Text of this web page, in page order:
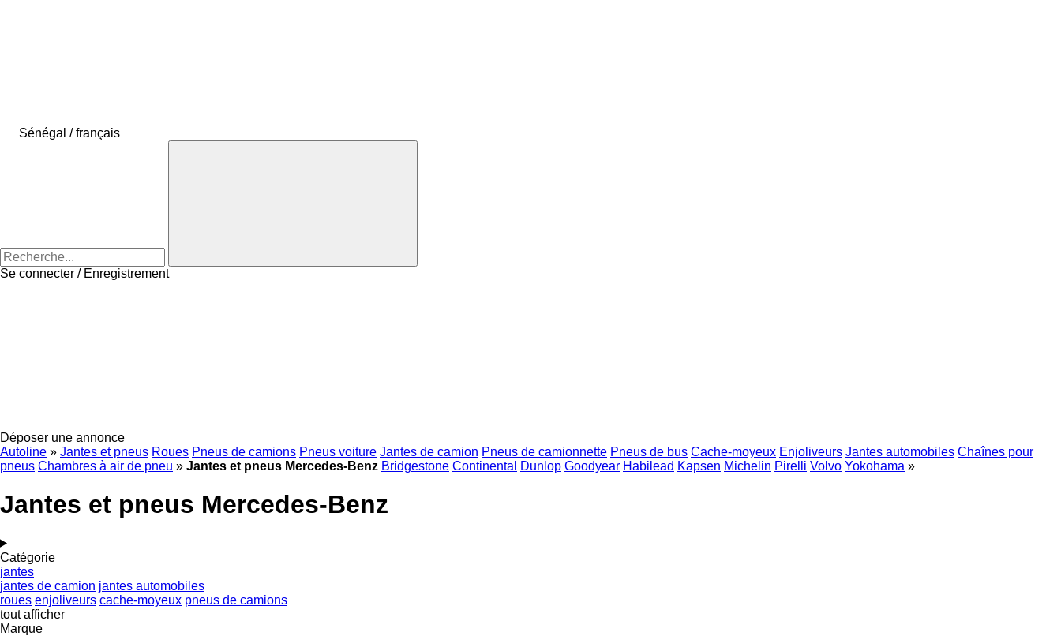
Sénégal / français
Se connecter / Enregistrement
Déposer une annonce
Autoline » Jantes et pneus Roues Pneus de camions Pneus voiture Jantes de camion Pneus de camionnette Pneus de bus Cache-moyeux Enjoliveurs Jantes automobiles Chaînes pour
pneus Chambres à air de pneu » Jantes et pneus Mercedes-Benz Bridgestone Continental Dunlop Goodyear Habilead Kapsen Michelin Pirelli Volvo Yokohama »
Jantes et pneus Mercedes-Benz
Catégorie
jantes
jantes de camion jantes automobiles
roues enjoliveurs cache-moyeux pneus de camions
tout afficher
Marque